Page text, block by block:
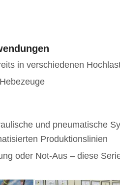
in verschiedenen
und pneumatische
Produktionslinien
oder Not-Aus – diese